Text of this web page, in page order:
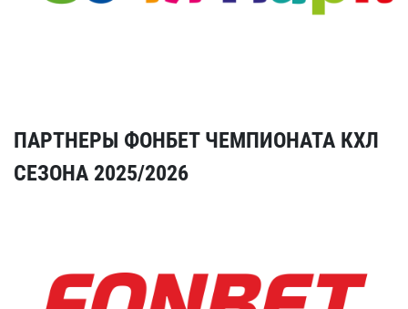
ПАРТНЕРЫ ФОНБЕТ ЧЕМПИОНАТА КХЛ
СЕЗОНА 2025/2026